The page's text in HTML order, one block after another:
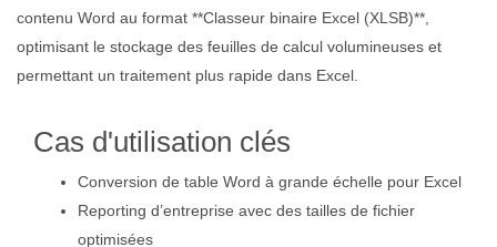
contenu Word au format **Classeur binaire Excel (XLSB)**,
optimisant le stockage des feuilles de calcul volumineuses et
permettant un traitement plus rapide dans Excel.
Cas d'utilisation clés
Conversion de table Word à grande échelle pour Excel
Reporting d’entreprise avec des tailles de fichier
optimisées